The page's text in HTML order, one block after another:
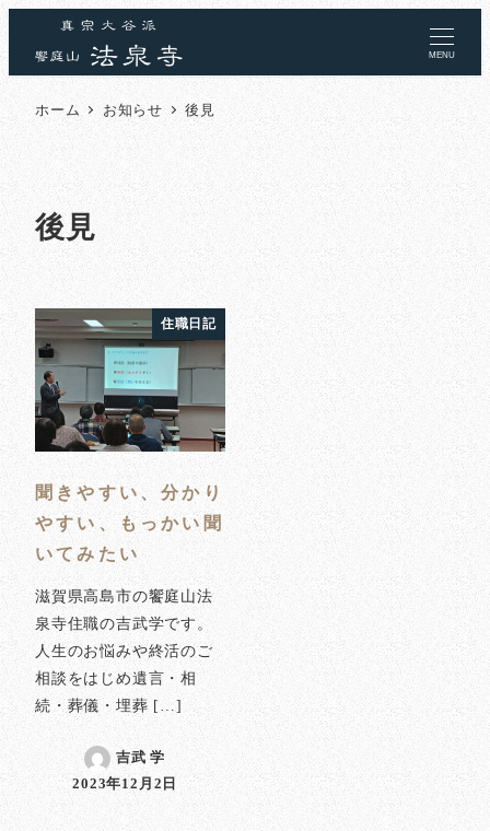
MENU
ホーム お知らせ 後見
後見
住職日記
聞きやすい、分かり
やすい、もっかい聞
いてみたい
滋賀県高島市の饗庭山法
泉寺住職の吉武学です。
人生のお悩みや終活のご
相談をはじめ遺言・相
続・葬儀・埋葬 […]
吉武 学
投稿日
2023年12月2日